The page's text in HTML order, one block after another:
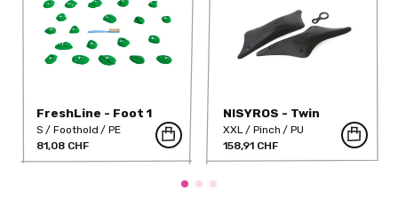
FreshLine - Foot 1
S Foothold
PE
81,08 CHF
NISYROS - Twin
Pinches Mega PU
XXL Pinch
PU
158,91 CHF